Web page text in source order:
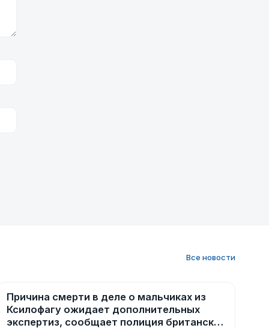
Все новости
Новости
Причина смерти в деле о мальчиках из
Ксилофагу ожидает дополнительных
экспертиз, сообщает полиция британских